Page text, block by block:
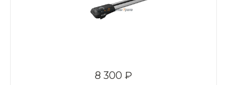
8 300 ₽